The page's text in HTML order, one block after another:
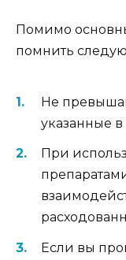
Помимо
помнить
Не
указанные
При
Если вы